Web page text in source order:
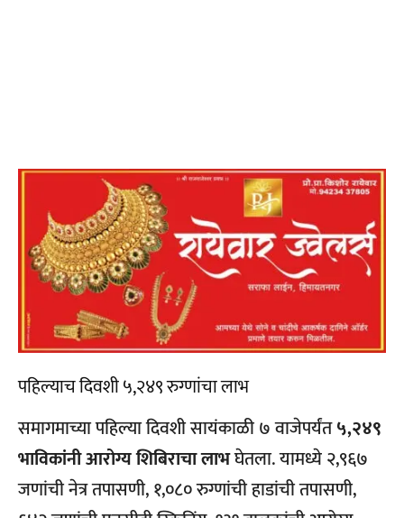
पहिल्याच दिवशी ५,२४९ रुग्णांचा लाभ
समागमाच्या पहिल्या दिवशी सायंकाळी ७ वाजेपर्यंत५,२४९
भाविकांनी आरोग्य शिबिराचा लाभघेतला. यामध्ये २,९६७
जणांची नेत्र तपासणी, १,०८० रुग्णांची हाडांची तपासणी,